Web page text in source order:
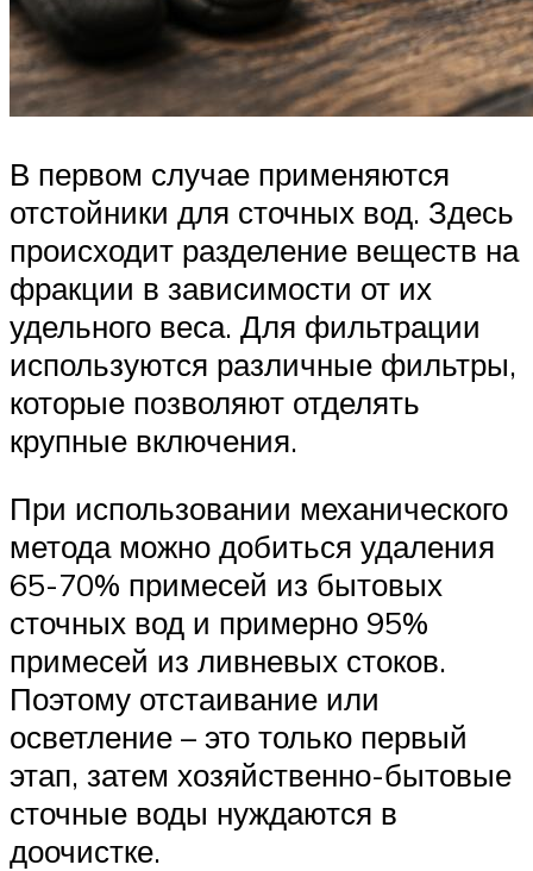
В первом случае применяются
отстойники для сточных вод. Здесь
происходит разделение веществ на
фракции в зависимости от их
удельного веса. Для фильтрации
используются различные фильтры,
которые позволяют отделять
крупные включения.
При использовании механического
метода можно добиться удаления
65-70% примесей из бытовых
сточных вод и примерно 95%
примесей из ливневых стоков.
Поэтому отстаивание или
осветление – это только первый
этап, затем хозяйственно-бытовые
сточные воды нуждаются в
доочистке.